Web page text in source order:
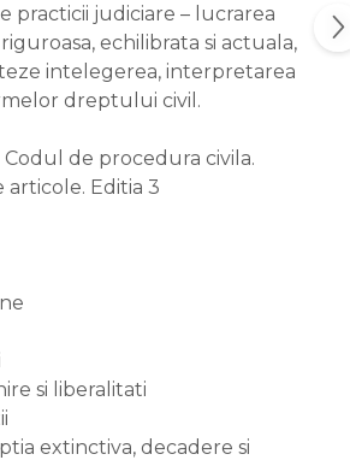
practicii judiciare – lucrarea
echilibrata si actuala,
intelegerea, interpretarea
dreptului civil.
de procedura civila.
Editia 3
si liberalitati
extinctiva, decadere si